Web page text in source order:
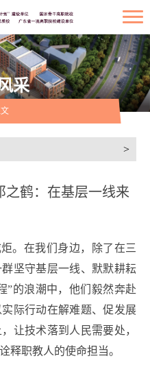
采
>
之鹤：在基层一线来
。在我们身边，除了在三
坚守基层一线、默默耕耘
的浪潮中，他们毅然奔赴
际行动在解难题、促发展
让技术落到人民需要处，
释职教人的使命担当。